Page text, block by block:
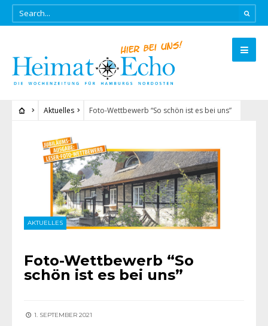
Aktuelles Foto-Wettbewerb “So schön ist es bei uns”
AKTUELLES
Foto-Wettbewerb “So
schön ist es bei uns”
1. SEPTEMBER 2021